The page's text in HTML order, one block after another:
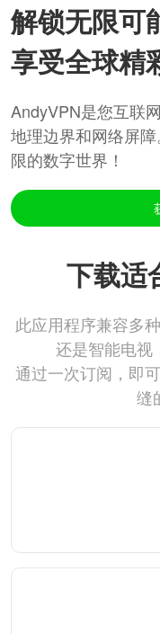
解锁无限可
享受全球精
AndyVPN是您互联
地理边界和网络屏
限的数字世界！
下载适
此应用程序兼容多
还是智能电视
通过一次订阅，即
缝